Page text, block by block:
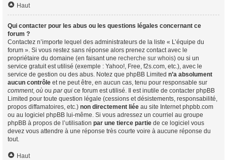
Haut
Qui contacter pour les abus ou les questions légales concernant ce
forum ?
Contactez n’importe lequel des administrateurs de la liste « L’équipe du
forum ». Si vous restez sans réponse alors prenez contact avec le
propriétaire du domaine (en faisant une recherche sur whois) ou si un
service gratuit est utilisé (exemple : Yahoo!, Free, f2s.com, etc.), avec le
service de gestion ou des abus. Notez que phpBB Limited n’a absolument
aucun contrôle et ne peut être, en aucun cas, tenu pour responsable sur
comment, où ou par qui ce forum est utilisé. Il est inutile de contacter phpBB
Limited pour toute question légale (cessions et désistements, responsabilité,
propos diffamatoires, etc.) non directement liée au site Internet phpbb.com
ou au logiciel phpBB lui-même. Si vous adressez un courriel au groupe
phpBB à propos de l’utilisation par une tierce partie de ce logiciel vous
devez vous attendre à une réponse très courte voire à aucune réponse du
tout.
Haut